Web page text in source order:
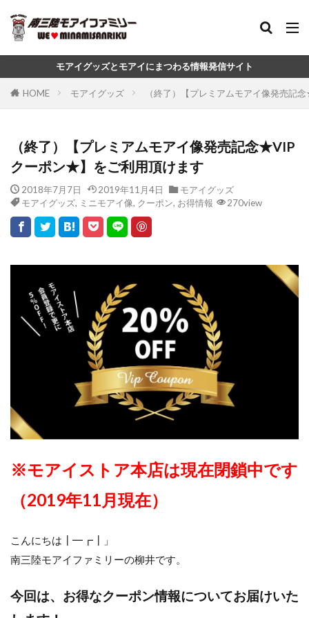
モアイグッズとモアイにまつわる情報発信サイト
HOME モアイグッズ （終了）【プレミアムモアイ像発売
（終了）【プレミアムモアイ像発売記念★VIP
クーポン★】をご利用頂けます
2018年7月7日 2019年11月4日
モアイグッズ
モアイグッズ, ミニモアイ像, クーポン, お得情報 270view
※モアイストア本店は現在閉鎖中です
（2019年11月現在）
こんにちは┃━┏┃」
南三陸モアイファミリーの柳井です。
今回は、お得なクーポン情報についてお届けいた